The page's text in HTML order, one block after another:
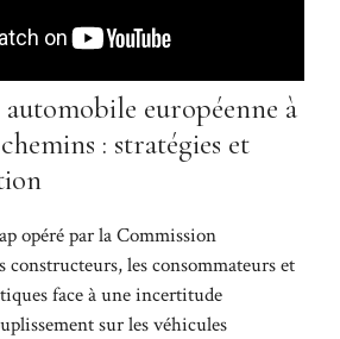
européenne à
: stratégies et
opéré par la Commission
constructeurs, les consommateurs et
face à une incertitude
sur les véhicules